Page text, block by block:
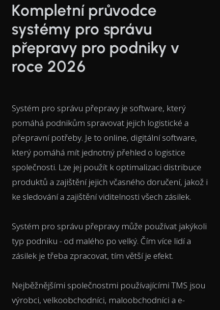
Kompletní průvodce
systémy pro správu
přepravy pro podniky v
roce 2026
Systém pro správu přepravy je software, který
pomáhá podnikům spravovat jejich logistické a
přepravní potřeby. Je to online, digitální software,
který pomáhá mít jednotný přehled o logistice
společnosti. Lze jej použít k optimalizaci distribuce
produktů a zajištění jejich včasného doručení, jakož i
ke sledování a zajištění viditelnosti všech zásilek.
Systém pro správu přepravy může používat jakýkoli
typ podniku - od malého po velký. Čím více lidí a
zásilek je třeba zpracovat, tím větší je efekt.
Nejběžnějšími společnostmi používajícími TMS jsou
výrobci, velkoobchodníci, maloobchodníci a e-